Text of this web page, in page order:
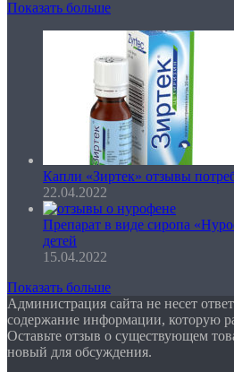
Показать больше
Капли «Зиртек» отзывы
22.04.2022
Препарат в виде сиропа
детей
15.04.2022
Показать больше
Администрация сайта не несет
содержание информации, которую
Оставьте отзыв о существующем
новый для обсуждения.